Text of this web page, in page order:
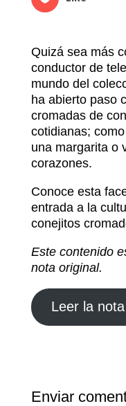
Quizá sea más
conductor de
mundo del
ha abierto paso
cromadas de
cotidianas;
una margarita o
corazones.
Conoce esta
entrada a la
conejitos
Este contenido
nota original.
Leer la
Enviar